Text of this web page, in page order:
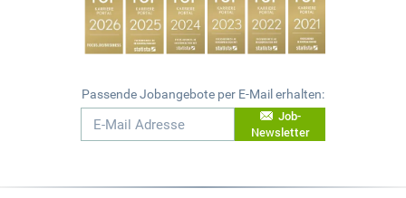
Passende Jobangebote per E-Mail erhalten:
Job-
Newsletter